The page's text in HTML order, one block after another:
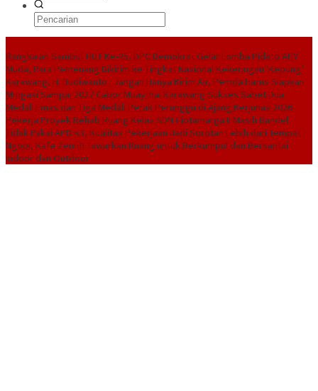
Rangkaian Sambut HUT Ke-25, DPC Demokrat Gelar Lomba Pidato AHY
Muda, Para Pemenang Dikirim ke Tingkat NasionalKekeringan ‘Kepung’
Karawang, H. Budiwanto : Jangan Hanya Kirim Air, Pemda Harus Siapkan
Mitigasi Sampai 2027 Cabor Muaythai Karawang Sukses Sabet Dua
Medali Emas dan Tiga Medali Perak Perunggu di Ajang Kerjunas 2026
Pekerja Proyek Rehab Ruang Kelas SDN Ciptamarga II Masih Bandel
Tidak Pakai APD K3, Kualitas Pekerjaan Jadi Sorotan Lebih dari Tempat
Ngopi, Kafe Zenith Tawarkan Ruang untuk Berkumpul dan Bersantai
Indoor dan Outdoor